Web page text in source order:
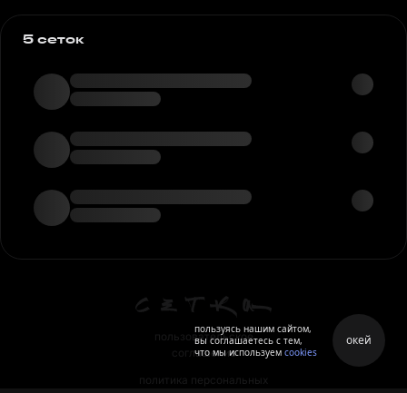
5 сеток
пользовательское
соглашение
политика персональных
пользуясь нашим сайтом,
вы соглашаетесь с тем,
что мы используем cookies
окей